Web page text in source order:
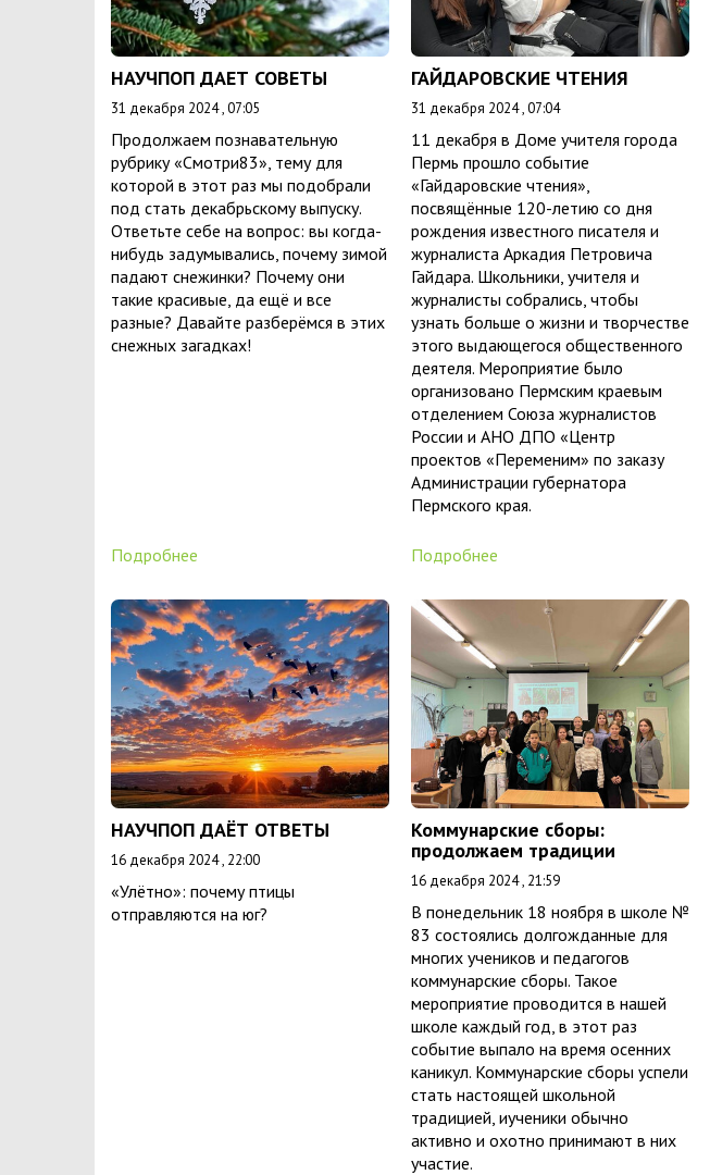
НАУЧПОП ДАЕТ СОВЕТЫ
31 декабря 2024 , 07:05
Продолжаем познавательную
рубрику «Смотри83», тему для
которой в этот раз мы подобрали
под стать декабрьскому выпуску.
Ответьте себе на вопрос: вы когда-
нибудь задумывались, почему зимой
падают снежинки? Почему они
такие красивые, да ещё и все
разные? Давайте разберёмся в этих
снежных загадках!
Подробнее
ГАЙДАРОВСКИЕ ЧТЕНИЯ
31 декабря 2024 , 07:04
11 декабря в Доме учителя города
Пермь прошло событие
«Гайдаровские чтения»,
посвящённые 120-летию со дня
рождения известного писателя и
журналиста Аркадия Петровича
Гайдара. Школьники, учителя и
журналисты собрались, чтобы
узнать больше о жизни и творчестве
этого выдающегося общественного
деятеля. Мероприятие было
организовано Пермским краевым
отделением Союза журналистов
России и АНО ДПО «Центр
проектов «Переменим» по заказу
Администрации губернатора
Пермского края.
Подробнее
НАУЧПОП ДАЁТ ОТВЕТЫ
16 декабря 2024 , 22:00
«Улётно»: почему птицы
отправляются на юг?
Коммунарские сборы:
продолжаем традиции
16 декабря 2024 , 21:59
В понедельник 18 ноября в школе №
83 состоялись долгожданные для
многих учеников и педагогов
коммунарские сборы. Такое
мероприятие проводится в нашей
школе каждый год, в этот раз
событие выпало на время осенних
каникул. Коммунарские сборы успели
стать настоящей школьной
традицией, иученики обычно
активно и охотно принимают в них
участие.